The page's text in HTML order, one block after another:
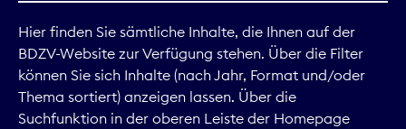
Digitales
Kommunikation
Hier finden Sie sämtliche Inhalte, die Ihnen auf der
BDZV-Website zur Verfügung stehen. Über die Filter
können Sie sich Inhalte (nach Jahr, Format und/oder
Thema sortiert) anzeigen lassen. Über die
Suchfunktion in der oberen Leiste der Homepage